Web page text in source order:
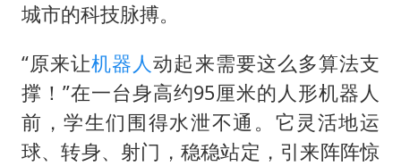
城市的科技脉搏。
“原来让机器人动起来需要这么多算法支
撑！”在一台身高约95厘米的人形机器人
前，学生们围得水泄不通。它灵活地运
球、转身、射门，稳稳站定，引来阵阵惊